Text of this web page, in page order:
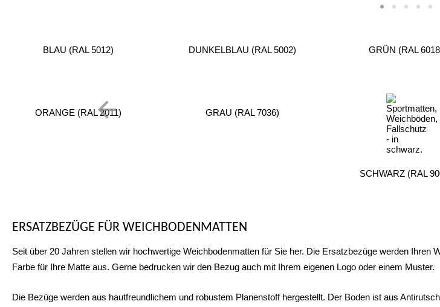
BLAU (RAL 5012) DUNKELBLAU (RAL 5002) GRÜN (RAL
ORANGE (RAL 2011) GRAU (RAL 7036)
SCHWARZ (RAL
ERSATZBEZÜGE FÜR WEICHBODENMATTEN
Seit über 20 Jahren stellen wir hochwertige Weichbodenmatten für Sie her. Die Ersatzbezüge werden
Farbe für Ihre Matte aus. Gerne bedrucken wir den Bezug auch mit Ihrem eigenen Logo oder einem Muster.
Die Bezüge werden aus hautfreundlichem und robustem Planenstoff hergestellt. Der Boden ist aus